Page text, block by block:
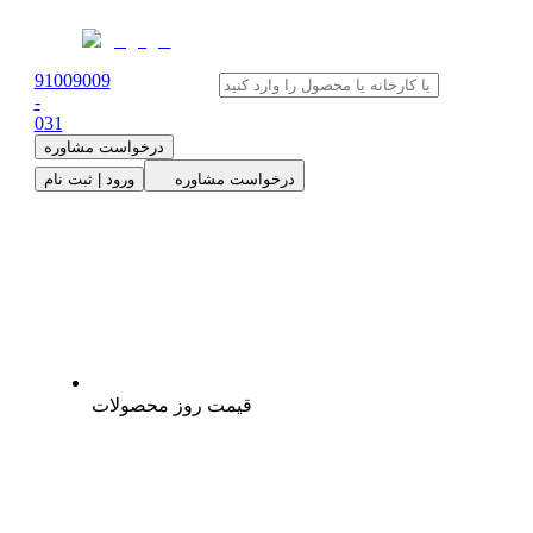
91009009
-
031
درخواست مشاوره
ورود | ثبت نام
درخواست مشاوره
قیمت روز محصولات